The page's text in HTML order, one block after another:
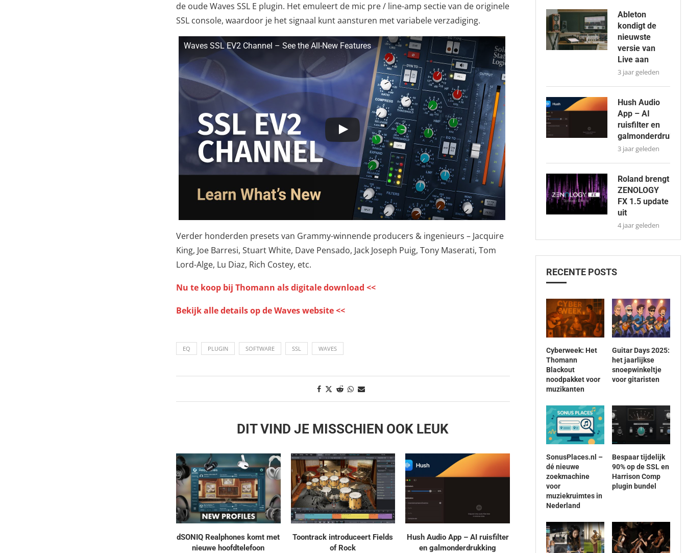
de oude Waves SSL E plugin. Het emuleert de mic pre / line-amp sectie van de originele
SSL console, waardoor je het signaal kunt aansturen met variabele verzadiging.
Waves SSL EV2 Channel – See the All-New Features
Verder honderden presets van Grammy-winnende producers & ingenieurs – Jacquire
King, Joe Barresi, Stuart White, Dave Pensado, Jack Joseph Puig, Tony Maserati, Tom
Lord-Alge, Lu Diaz, Rich Costey, etc.
Nu te koop bij Thomann als digitale download <<
Bekijk alle details op de Waves website <<
EQ PLUGIN SOFTWARE SSL WAVES
DIT VIND JE MISSCHIEN OOK LEUK
dSONIQ Realphones komt met
nieuwe hoofdtelefoon
Toontrack introduceert Fields
of Rock
Hush Audio App – AI ruisfilter
en galmonderdrukking
Ableton
kondigt de
nieuwste
versie van
Live aan
3 jaar geleden
Hush Audio
App – AI
ruisfilter en
3 jaar geleden
Roland brengt
ZENOLOGY
FX 1.5 update
uit
4 jaar geleden
RECENTE POSTS
Cyberweek: Het
Thomann
Blackout
noodpakket voor
muzikanten
Guitar Days 2025:
het jaarlijkse
snoepwinkeltje
voor gitaristen
SonusPlaces.nl –
dé nieuwe
zoekmachine
voor
muziekruimtes in
Nederland
Bespaar tijdelijk
90% op de SSL en
Harrison Comp
plugin bundel